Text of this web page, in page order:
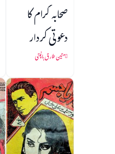
صحابہ کرام کا
دعوتی کردار
متین طارق باغپتی